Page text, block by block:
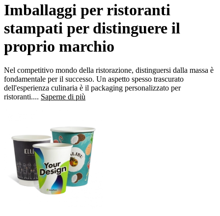
Imballaggi per ristoranti
stampati per distinguere il
proprio marchio
Nel competitivo mondo della ristorazione, distinguersi dalla massa è
fondamentale per il successo. Un aspetto spesso trascurato
dell'esperienza culinaria è il packaging personalizzato per
ristoranti.... Saperne di più